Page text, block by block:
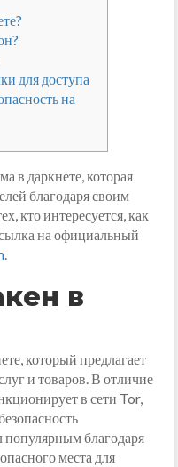
для доступа
на
в даркнете, которая
благодаря своим
кто интересуется, как
на официальный
.
в
который предлагает
и товаров. В отличие
в сети Tor,
популярным благодаря
места для